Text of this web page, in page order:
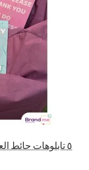
Family Wall Tableaux Set of 5 Pcs / ٥ تابلوهات حائط العائلة